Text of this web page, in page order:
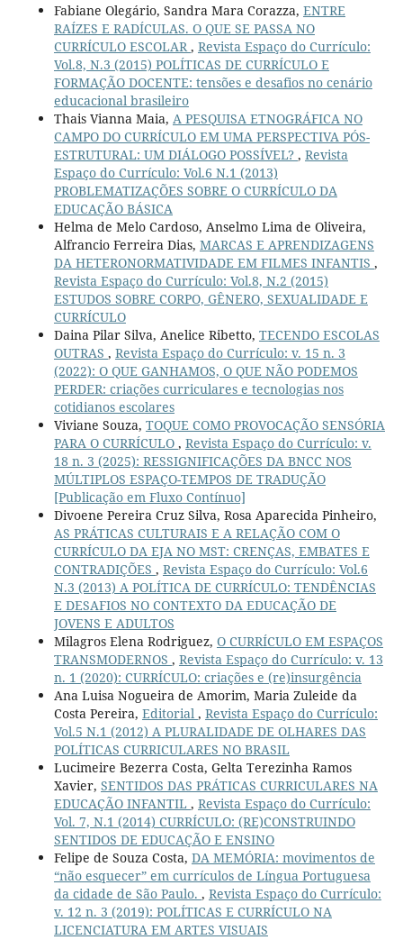
Fabiane Olegário, Sandra Mara Corazza, ENTRE
RAÍZES E RADÍCULAS. O QUE SE PASSA NO
CURRÍCULO ESCOLAR , Revista Espaço do Currículo:
Vol.8, N.3 (2015) POLÍTICAS DE CURRÍCULO E
FORMAÇÃO DOCENTE: tensões e desafios no cenário
educacional brasileiro
Thais Vianna Maia, A PESQUISA ETNOGRÁFICA NO
CAMPO DO CURRÍCULO EM UMA PERSPECTIVA PÓS-
ESTRUTURAL: UM DIÁLOGO POSSÍVEL? , Revista
Espaço do Currículo: Vol.6 N.1 (2013)
PROBLEMATIZAÇÕES SOBRE O CURRÍCULO DA
EDUCAÇÃO BÁSICA
Helma de Melo Cardoso, Anselmo Lima de Oliveira,
Alfrancio Ferreira Dias, MARCAS E APRENDIZAGENS
DA HETERONORMATIVIDADE EM FILMES INFANTIS ,
Revista Espaço do Currículo: Vol.8, N.2 (2015)
ESTUDOS SOBRE CORPO, GÊNERO, SEXUALIDADE E
CURRÍCULO
Daina Pilar Silva, Anelice Ribetto, TECENDO ESCOLAS
OUTRAS , Revista Espaço do Currículo: v. 15 n. 3
(2022): O QUE GANHAMOS, O QUE NÃO PODEMOS
PERDER: criações curriculares e tecnologias nos
cotidianos escolares
Viviane Souza, TOQUE COMO PROVOCAÇÃO SENSÓRIA
PARA O CURRÍCULO , Revista Espaço do Currículo: v.
18 n. 3 (2025): RESSIGNIFICAÇÕES DA BNCC NOS
MÚLTIPLOS ESPAÇO-TEMPOS DE TRADUÇÃO
[Publicação em Fluxo Contínuo]
Divoene Pereira Cruz Silva, Rosa Aparecida Pinheiro,
AS PRÁTICAS CULTURAIS E A RELAÇÃO COM O
CURRÍCULO DA EJA NO MST: CRENÇAS, EMBATES E
CONTRADIÇÕES , Revista Espaço do Currículo: Vol.6
N.3 (2013) A POLÍTICA DE CURRÍCULO: TENDÊNCIAS
E DESAFIOS NO CONTEXTO DA EDUCAÇÃO DE
JOVENS E ADULTOS
Milagros Elena Rodriguez, O CURRÍCULO EM ESPAÇOS
TRANSMODERNOS , Revista Espaço do Currículo: v. 13
n. 1 (2020): CURRÍCULO: criações e (re)insurgência
Ana Luisa Nogueira de Amorim, Maria Zuleide da
Costa Pereira, Editorial , Revista Espaço do Currículo:
Vol.5 N.1 (2012) A PLURALIDADE DE OLHARES DAS
POLÍTICAS CURRICULARES NO BRASIL
Lucimeire Bezerra Costa, Gelta Terezinha Ramos
Xavier, SENTIDOS DAS PRÁTICAS CURRICULARES NA
EDUCAÇÃO INFANTIL , Revista Espaço do Currículo:
Vol. 7, N.1 (2014) CURRÍCULO: (RE)CONSTRUINDO
SENTIDOS DE EDUCAÇÃO E ENSINO
Felipe de Souza Costa, DA MEMÓRIA: movimentos de
“não esquecer” em currículos de Língua Portuguesa
da cidade de São Paulo. , Revista Espaço do Currículo:
v. 12 n. 3 (2019): POLÍTICAS E CURRÍCULO NA
LICENCIATURA EM ARTES VISUAIS